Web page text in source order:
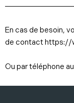
En cas de besoin,
de contact https://
Ou par téléphone